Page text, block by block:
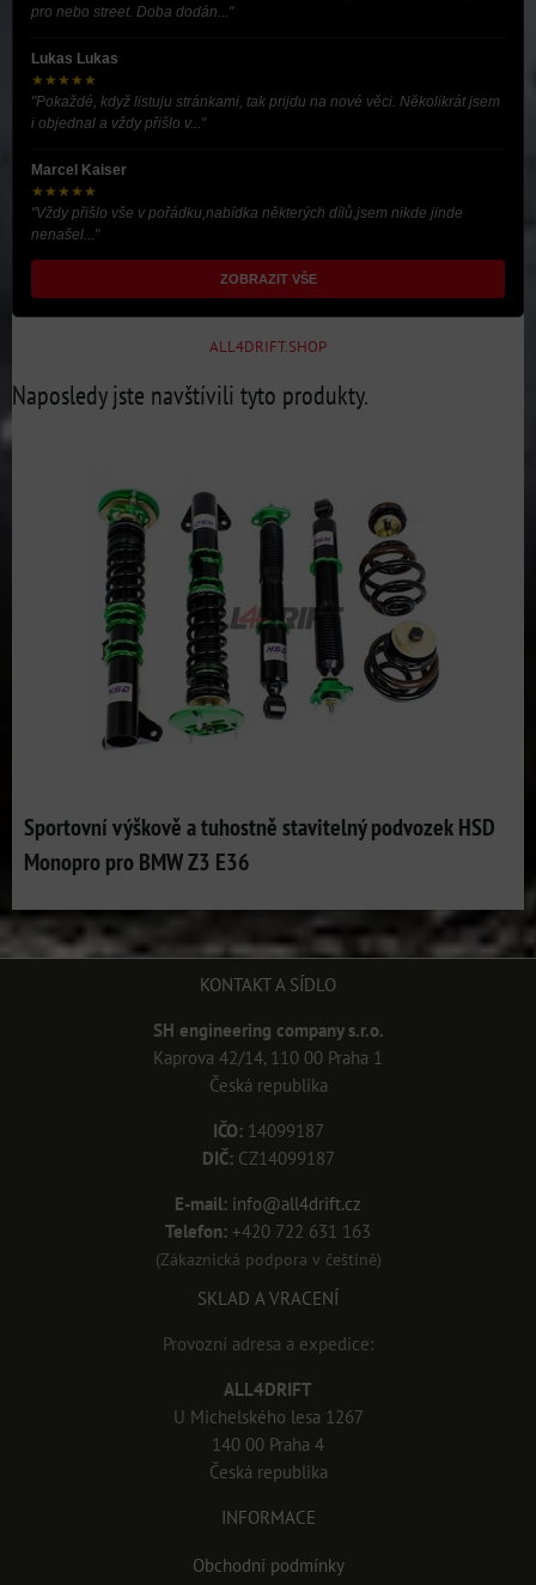
pro nebo street. Doba dodán..."
Lukas Lukas
★★★★★
"Pokaždé, když listuju stránkami, tak prijdu na nové věci. Několikrát jsem
i objednal a vždy přišlo v..."
Marcel Kaiser
★★★★★
"Vždy přišlo vše v pořádku,nabídka některých dílů,jsem nikde jinde
nenašel..."
ZOBRAZIT VŠE
ALL4DRIFT.SHOP
Naposledy jste navštívili tyto produkty.
Sportovní výškově a tuhostně stavitelný podvozek HSD
Monopro pro BMW Z3 E36
KONTAKT A SÍDLO
SH engineering company s.r.o.
Kaprova 42/14, 110 00 Praha 1
Česká republika
IČO:14099187
DIČ:CZ14099187
E-mail: info@all4drift.cz
Telefon: +420 722 631 163
(Zákaznická podpora v češtině)
SKLAD A VRACENÍ
Provozní adresa a expedice:
ALL4DRIFT
U Michelského lesa 1267
140 00 Praha 4
Česká republika
INFORMACE
Obchodní podmínky